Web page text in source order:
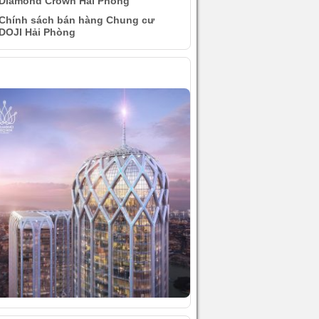
sách bán hàng Chung cư
Hải Phòng